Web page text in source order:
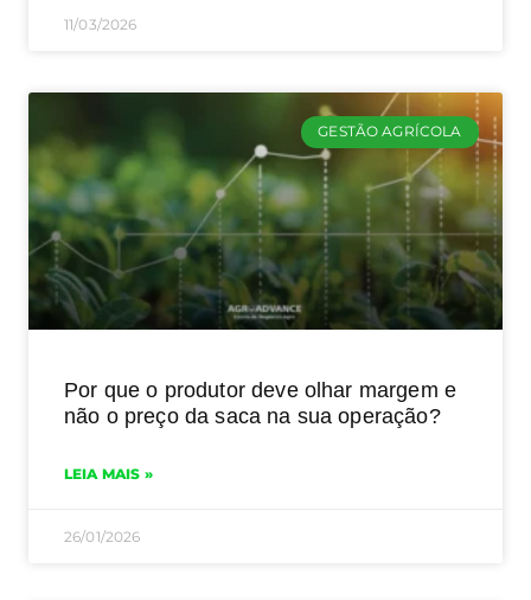
11/03/2026
GESTÃO AGRÍCOLA
Por que o produtor deve olhar margem e
não o preço da saca na sua operação?
LEIA MAIS »
26/01/2026